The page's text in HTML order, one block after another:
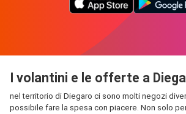
I volantini e le offerte a
nel territorio di Diegaro ci sono molti negozi
possibile fare la spesa con piacere. Non solo